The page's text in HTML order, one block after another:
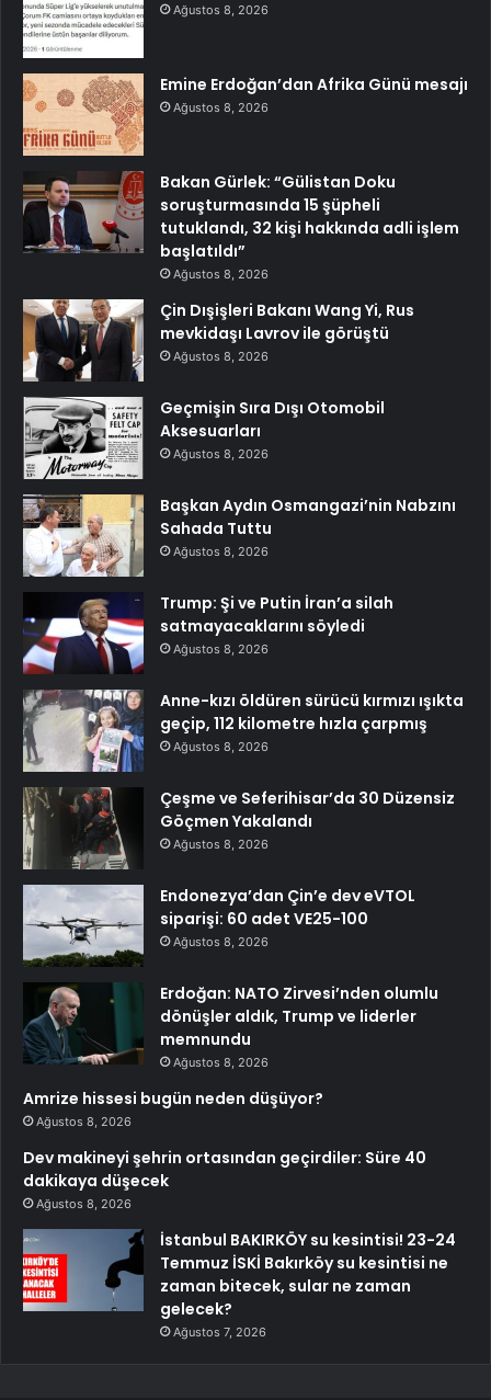
Ağustos 8, 2026
Emine Erdoğan’dan Afrika Günü mesajı
Ağustos 8, 2026
Bakan Gürlek: “Gülistan Doku
soruşturmasında 15 şüpheli
tutuklandı, 32 kişi hakkında adli işlem
başlatıldı”
Ağustos 8, 2026
Çin Dışişleri Bakanı Wang Yi, Rus
mevkidaşı Lavrov ile görüştü
Ağustos 8, 2026
Geçmişin Sıra Dışı Otomobil
Aksesuarları
Ağustos 8, 2026
Başkan Aydın Osmangazi’nin Nabzını
Sahada Tuttu
Ağustos 8, 2026
Trump: Şi ve Putin İran’a silah
satmayacaklarını söyledi
Ağustos 8, 2026
Anne-kızı öldüren sürücü kırmızı ışıkta
geçip, 112 kilometre hızla çarpmış
Ağustos 8, 2026
Çeşme ve Seferihisar’da 30 Düzensiz
Göçmen Yakalandı
Ağustos 8, 2026
Endonezya’dan Çin’e dev eVTOL
siparişi: 60 adet VE25-100
Ağustos 8, 2026
Erdoğan: NATO Zirvesi’nden olumlu
dönüşler aldık, Trump ve liderler
memnundu
Ağustos 8, 2026
Amrize hissesi bugün neden düşüyor?
Ağustos 8, 2026
Dev makineyi şehrin ortasından geçirdiler: Süre 40
dakikaya düşecek
Ağustos 8, 2026
İstanbul BAKIRKÖY su kesintisi! 23-24
Temmuz İSKİ Bakırköy su kesintisi ne
zaman bitecek, sular ne zaman
gelecek?
Ağustos 7, 2026